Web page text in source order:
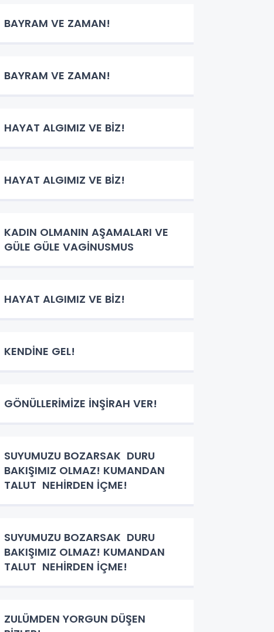
BAYRAM VE ZAMAN!
BAYRAM VE ZAMAN!
HAYAT ALGIMIZ VE BİZ!
HAYAT ALGIMIZ VE BİZ!
KADIN OLMANIN AŞAMALARI VE
GÜLE GÜLE VAGİNUSMUS
HAYAT ALGIMIZ VE BİZ!
KENDİNE GEL!
GÖNÜLLERİMİZE İNŞİRAH VER!
SUYUMUZU BOZARSAK DURU
BAKIŞIMIZ OLMAZ! KUMANDAN
TALUT NEHİRDEN İÇME!
SUYUMUZU BOZARSAK DURU
BAKIŞIMIZ OLMAZ! KUMANDAN
TALUT NEHİRDEN İÇME!
ZULÜMDEN YORGUN DÜŞEN